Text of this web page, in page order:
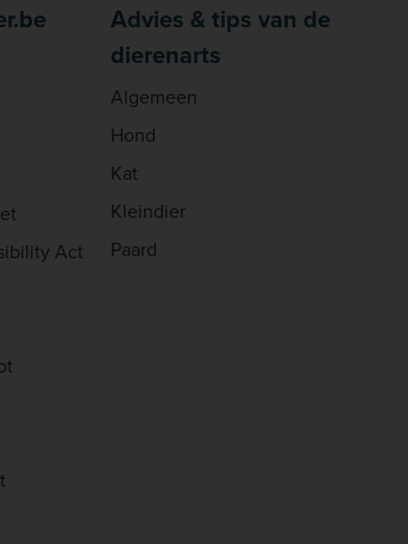
Act
Advies & tips van de
dierenarts
Algemeen
Hond
Kat
Kleindier
Paard